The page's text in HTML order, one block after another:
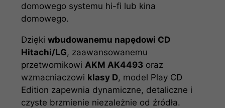
domowego systemu hi-fi lub kina
domowego.
Dziękiwbudowanemu napędowi CD
Hitachi/LG, zaawansowanemu
przetwornikowi AKM AK4493 oraz
wzmacniaczowi klasy D, model Play CD
Edition zapewnia dynamiczne, detaliczne i
czyste brzmienie niezależnie od źródła.